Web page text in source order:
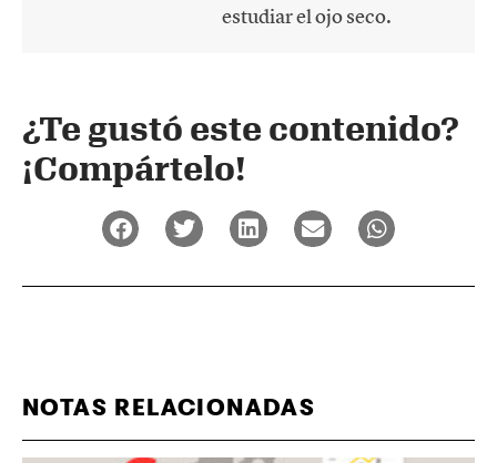
estudiar el ojo seco.
¿Te gustó este contenido?
¡Compártelo!
NOTAS RELACIONADAS